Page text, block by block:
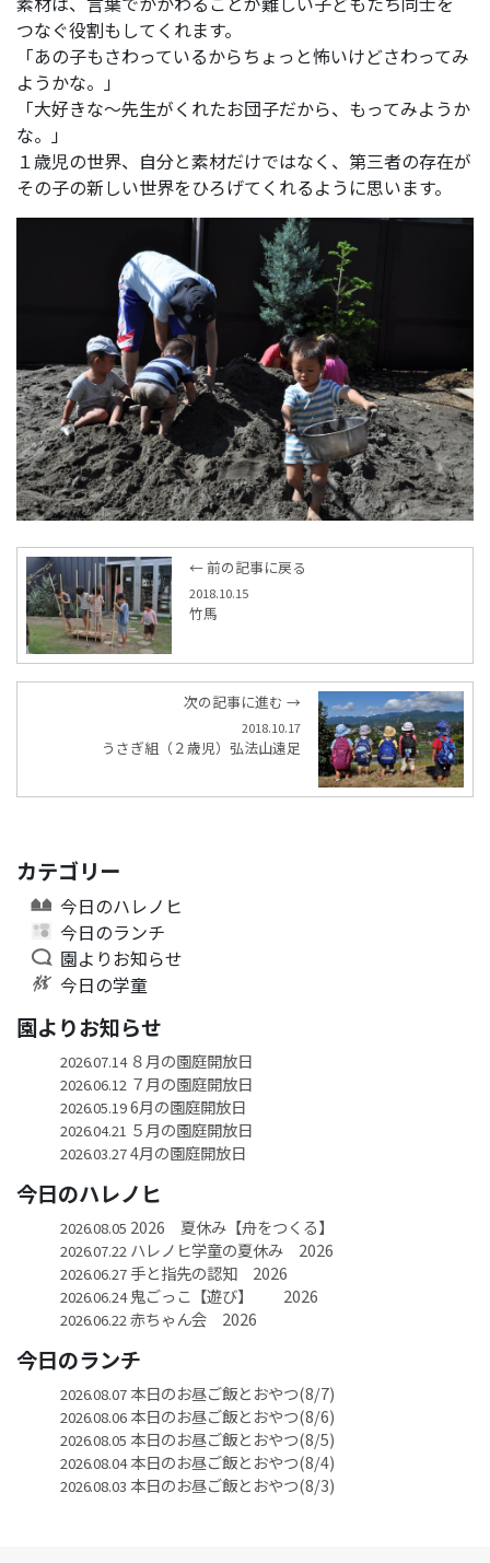
つなぐ役割もしてくれます。
「あの子もさわっているからちょっと怖いけどさわってみ
ようかな。」
「大好きな～先生がくれたお団子だから、もってみようか
な。」
１歳児の世界、自分と素材だけではなく、第三者の存在が
その子の新しい世界をひろげてくれるように思います。
← 前の記事に戻る
2018.10.15
竹馬
次の記事に進む →
2018.10.17
うさぎ組（２歳児）弘法山遠足
カテゴリー
今日のハレノヒ
今日のランチ
園よりお知らせ
今日の学童
園よりお知らせ
2026.07.14８月の園庭開放日
2026.06.12 ７月の園庭開放日
2026.05.196月の園庭開放日
2026.04.21 ５月の園庭開放日
2026.03.274月の園庭開放日
今日のハレノヒ
2026.08.05 2026 夏休み【舟をつくる】
2026.07.22 ハレノヒ学童の夏休み 2026
2026.06.27手と指先の認知 2026
2026.06.24鬼ごっこ【遊び】 2026
2026.06.22赤ちゃん会 2026
今日のランチ
2026.08.07本日のお昼ご飯とおやつ(8/7)
2026.08.06本日のお昼ご飯とおやつ(8/6)
2026.08.05 本日のお昼ご飯とおやつ(8/5)
2026.08.04本日のお昼ご飯とおやつ(8/4)
2026.08.03 本日のお昼ご飯とおやつ(8/3)